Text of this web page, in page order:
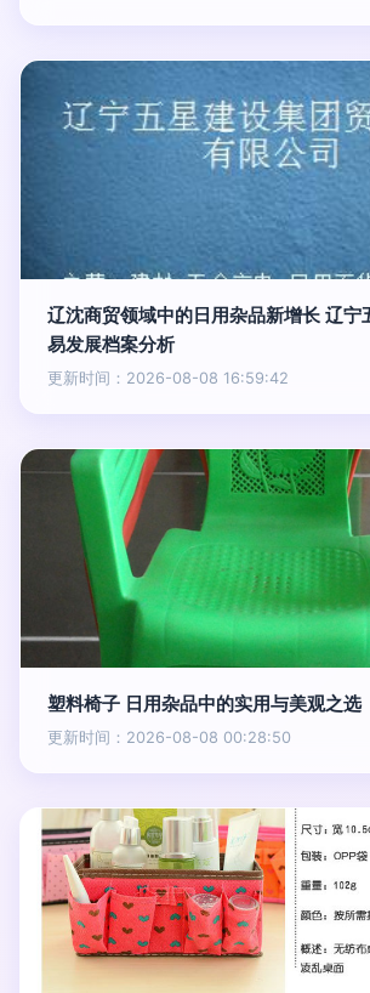
辽沈商贸领域中的日用杂品新增长 辽宁
易发展档案分析
更新时间：2026-08-08 16:59:42
塑料椅子 日用杂品中的实用与美观之选
更新时间：2026-08-08 00:28:50